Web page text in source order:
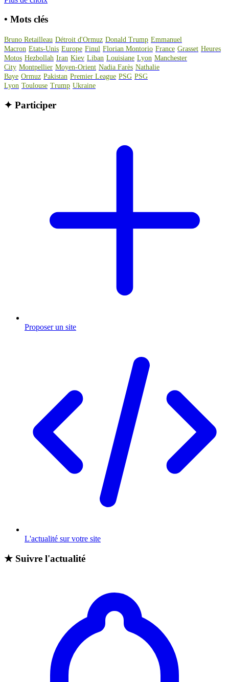
• Mots clés
Bruno Retailleau Détroit d'Ormuz Donald Trump Emmanuel
Macron Etats-Unis Europe Finul Florian Montorio France Grasset Heures
Motos Hezbollah Iran Kiev Liban Louisiane Lyon Manchester
City Montpellier Moyen-Orient Nadia Farès Nathalie
Baye Ormuz Pakistan Premier League PSG PSG
Lyon Toulouse Trump Ukraine
✦ Participer
Proposer un site
L'actualité sur votre site
★ Suivre l'actualité